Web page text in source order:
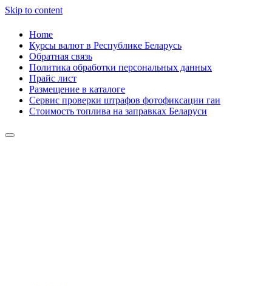
Skip to content
Home
Курсы валют в Республике Беларусь
Обратная связь
Политика обработки персональных данных
Прайс лист
Размещение в каталоге
Сервис проверки штрафов фотофиксации гаи
Стоимость топлива на заправках Беларуси